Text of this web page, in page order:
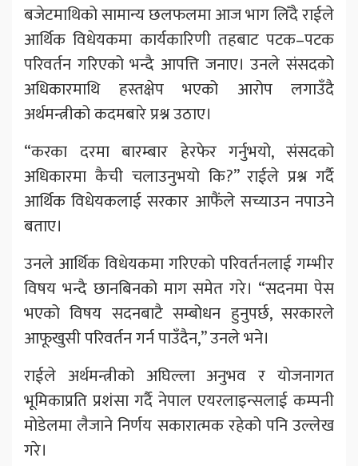
बजेटमाथिको सामान्य छलफलमा आज भाग लिँदै राईले
आर्थिक विधेयकमा कार्यकारिणी तहबाट पटक–पटक
परिवर्तन गरिएको भन्दै आपत्ति जनाए। उनले संसदको
अधिकारमाथि हस्तक्षेप भएको आरोप लगाउँदै
अर्थमन्त्रीको कदमबारे प्रश्न उठाए।
“करका दरमा बारम्बार हेरफेर गर्नुभयो, संसदको
अधिकारमा कैची चलाउनुभयो कि?” राईले प्रश्न गर्दै
आर्थिक विधेयकलाई सरकार आफैंले सच्याउन नपाउने
बताए।
उनले आर्थिक विधेयकमा गरिएको परिवर्तनलाई गम्भीर
विषय भन्दै छानबिनको माग समेत गरे। “सदनमा पेस
भएको विषय सदनबाटै सम्बोधन हुनुपर्छ, सरकारले
आफूखुसी परिवर्तन गर्न पाउँदैन,” उनले भने।
राईले अर्थमन्त्रीको अघिल्ला अनुभव र योजनागत
भूमिकाप्रति प्रशंसा गर्दै नेपाल एयरलाइन्सलाई कम्पनी
मोडेलमा लैजाने निर्णय सकारात्मक रहेको पनि उल्लेख
गरे।